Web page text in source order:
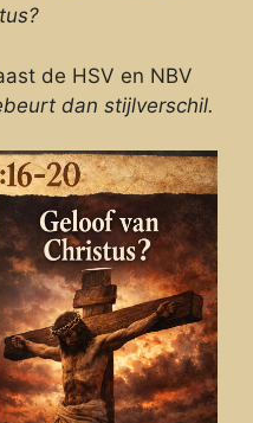
de HSV en NBV
dan stijlverschil.